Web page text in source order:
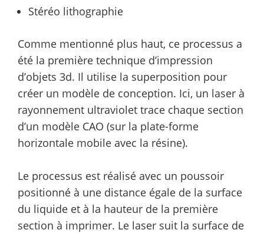
Stéréo lithographie
Comme mentionné plus haut, ce processus a
été la première technique d’impression
d’objets 3d. Il utilise la superposition pour
créer un modèle de conception. Ici, un laser à
rayonnement ultraviolet trace chaque section
d’un modèle CAO (sur la plate-forme
horizontale mobile avec la résine).
Le processus est réalisé avec un poussoir
positionné à une distance égale de la surface
du liquide et à la hauteur de la première
section à imprimer. Le laser suit la surface de